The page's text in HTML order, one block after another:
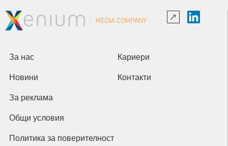
За нас Кариери
Новини Контакти
За реклама
Общи условия
Политика за поверителност